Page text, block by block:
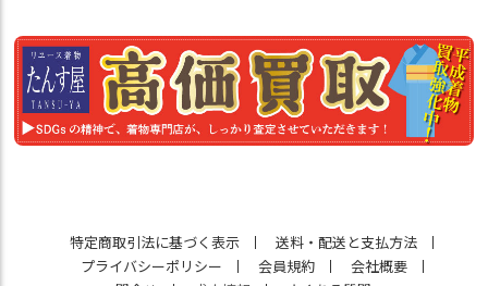
特定商取引法に基づく表示
送料・配送と支払方法
プライバシーポリシー
会員規約
会社概要